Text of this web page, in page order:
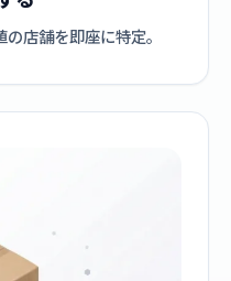
店舗を即座に特定。